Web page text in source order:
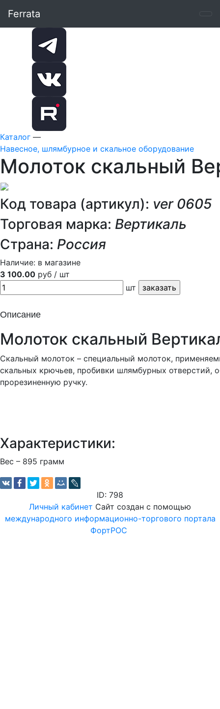
Ferrata
Каталог —
Навесное, шлямбурное и скальное оборудование
Молоток скальный
Код товара (артикул): ver 0605
Торговая марка: Вертикаль
Страна: Россия
Наличие: в магазине
3 100.00 руб / шт
шт
Описание
Молоток скальный
Скальный молоток – специальный молоток,
скальных крючьев, пробивки шлямбурных отверстий,
прорезиненную ручку.
Характеристики:
Вес – 895 грамм
ID: 798
Личный кабинет Сайт создан с помощью
международного информационно-торгового портала
ФортРОС